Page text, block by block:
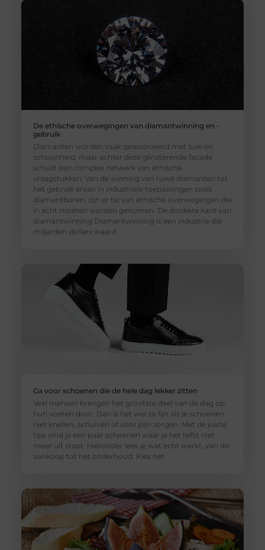
De ethische overwegingen van diamantwinning en -
gebruik
Diamanten worden vaak geassocieerd met luxe en
schoonheid, maar achter deze glinsterende façade
schuilt een complex netwerk van ethische
vraagstukken. Van de winning van ruwe diamanten tot
het gebruik ervan in industriële toepassingen zoals
diamantboren, zijn er tal van ethische overwegingen die
in acht moeten worden genomen. De donkere kant van
diamantwinning Diamantwinning is een industrie die
miljarden dollars waard
Ga voor schoenen die de hele dag lekker zitten
Veel mensen brengen het grootste deel van de dag op
hun voeten door. Dan is het wel zo fijn als je schoenen
niet knellen, schuiven of voor pijn zorgen. Met de juiste
tips vind je een paar schoenen waar je het liefst niet
meer uit stapt. Hieronder lees je wat echt werkt, van de
aankoop tot het onderhoud. Kies het